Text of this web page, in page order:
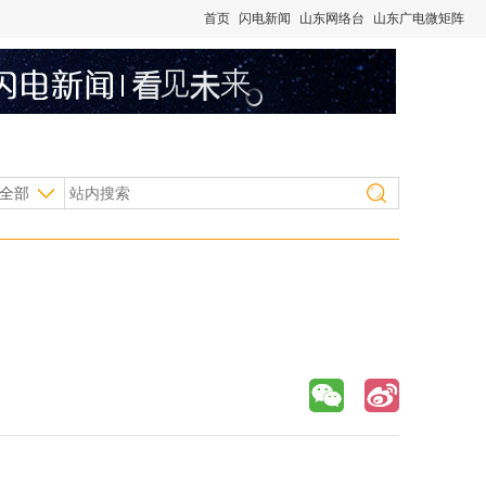
首页 闪电新闻 山东网络台 山东广电微矩阵
部